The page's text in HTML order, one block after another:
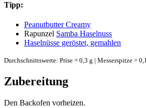
Tipp:
Peanutbutter Creamy
Rapunzel Samba Haselnuss
Haselnüsse geröstet, gemahlen
Durchschnittswerte: Prise = 0,3 g | Messerspitze =
Zubereitung
Den Backofen vorheizen.